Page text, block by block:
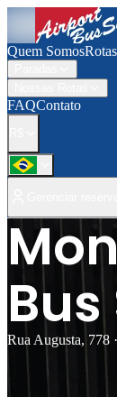
Quem Somos
FAQContato
Rua Augusta, 778